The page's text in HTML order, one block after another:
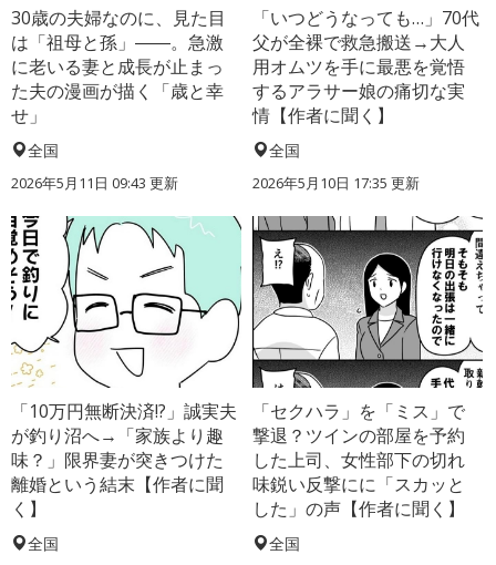
30歳の夫婦なのに、見た目
は「祖母と孫」――。急激
に老いる妻と成長が止まっ
た夫の漫画が描く「歳と幸
せ」
全国
2026年5月11日 09:43 更新
「いつどうなっても…」70代
父が全裸で救急搬送→大人
用オムツを手に最悪を覚悟
するアラサー娘の痛切な実
情【作者に聞く】
全国
2026年5月10日 17:35 更新
「10万円無断決済!?」誠実夫
が釣り沼へ→「家族より趣
味？」限界妻が突きつけた
離婚という結末【作者に聞
く】
全国
「セクハラ」を「ミス」で
撃退？ツインの部屋を予約
した上司、女性部下の切れ
味鋭い反撃にに「スカッと
した」の声【作者に聞く】
全国